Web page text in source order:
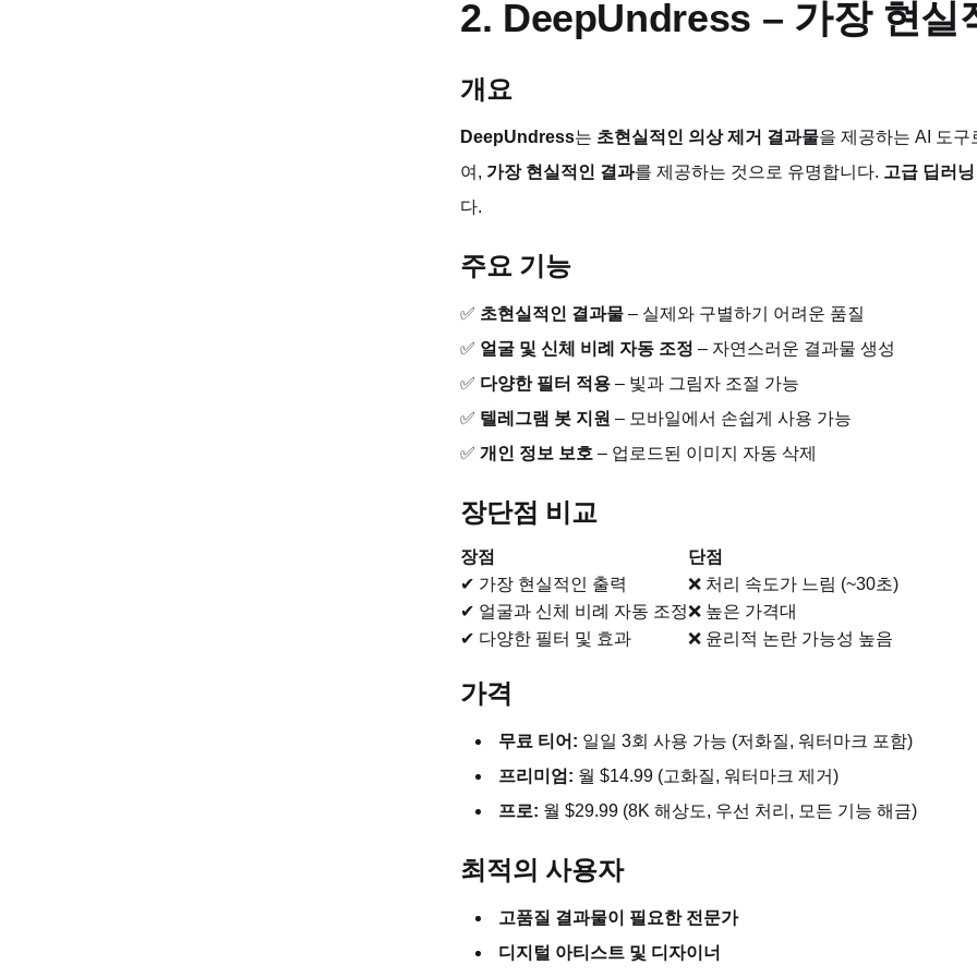
2. DeepUndress – 가장 현실
개요
DeepUndress는 초현실적인 의상 제거 결과물을 제공하는 AI 도
여, 가장 현실적인 결과를 제공하는 것으로 유명합니다. 고급 딥러
다.
주요 기능
✅ 초현실적인 결과물 – 실제와 구별하기 어려운 품질
✅ 얼굴 및 신체 비례 자동 조정 – 자연스러운 결과물 생성
✅ 다양한 필터 적용 – 빛과 그림자 조절 가능
✅ 텔레그램 봇 지원 – 모바일에서 손쉽게 사용 가능
✅ 개인 정보 보호 – 업로드된 이미지 자동 삭제
장단점 비교
장점
단점
✔ 가장 현실적인 출력
❌ 처리 속도가 느림 (~30초)
✔ 얼굴과 신체 비례 자동 조정❌ 높은 가격대
✔ 다양한 필터 및 효과
❌ 윤리적 논란 가능성 높음
가격
무료 티어: 일일 3회 사용 가능 (저화질, 워터마크 포함)
프리미엄: 월 $14.99 (고화질, 워터마크 제거)
프로: 월 $29.99 (8K 해상도, 우선 처리, 모든 기능 해금)
최적의 사용자
고품질 결과물이 필요한 전문가
디지털 아티스트 및 디자이너